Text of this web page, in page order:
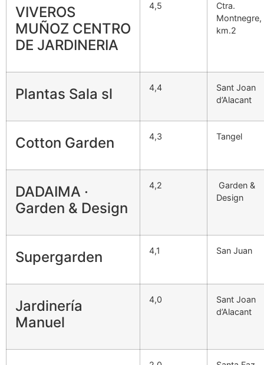
VIVEROS
MUÑOZ CENTRO
DE JARDINERIA
4,5
Ctra.
Montnegre,
km.2
Plantas Sala sl 4,4
Sant Joan
d’Alacant
Cotton Garden 4,3 Tangel
DADAIMA ·
Garden & Design
4,2
Garden &
Design
Supergarden 4,1 San Juan
Jardinería
Manuel
4,0
Sant Joan
d’Alacant